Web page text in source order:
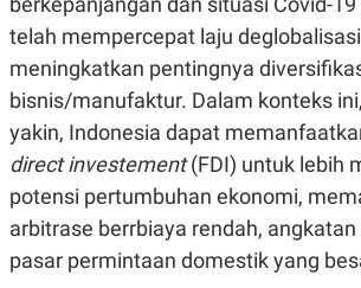
S
A
T
D
A
T
A
A
G
E
S
O
N
T
A
T
I
P
S
U
telah mempercepat laju
meningkatkan pentingnya
bisnis/manufaktur. Dalam konteks
yakin, Indonesia dapat
direct investement(FDI) untuk lebih
potensi pertumbuhan ekonomi,
arbitrase berrbiaya rendah,
pasar permintaan domestik yang